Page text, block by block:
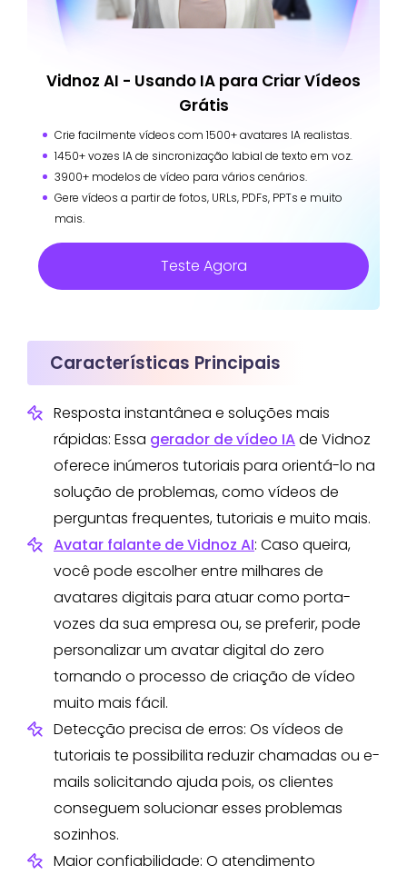
Vidnoz AI - Usando IA para Criar Vídeos
Grátis
Crie facilmente vídeos com 1500+ avatares IA realistas.
1450+ vozes IA de sincronização labial de texto em voz.
3900+ modelos de vídeo para vários cenários.
Gere vídeos a partir de fotos, URLs, PDFs, PPTs e muito
mais.
Teste Agora
Características Principais
Resposta instantânea e soluções mais
rápidas: Essa gerador de vídeo IAde Vidnoz
oferece inúmeros tutoriais para orientá-lo na
solução de problemas, como vídeos de
perguntas frequentes, tutoriais e muito mais.
Avatar falante de Vidnoz AI: Caso queira,
você pode escolher entre milhares de
avatares digitais para atuar como porta-
vozes da sua empresa ou, se preferir, pode
personalizar um avatar digital do zero
tornando o processo de criação de vídeo
muito mais fácil.
Detecção precisa de erros: Os vídeos de
tutoriais te possibilita reduzir chamadas ou e-
mails solicitando ajuda pois, os clientes
conseguem solucionar esses problemas
sozinhos.
Maior confiabilidade: O atendimento